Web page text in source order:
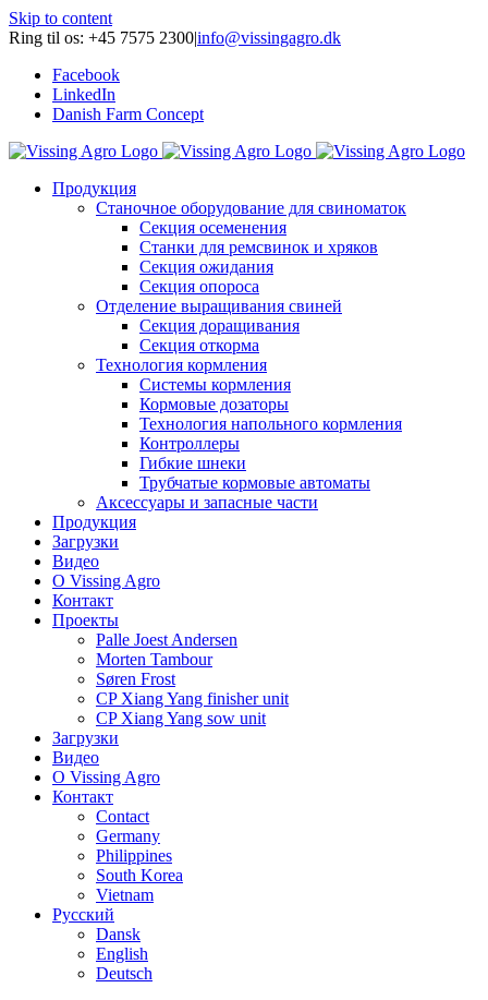
Skip to content
Ring til os: +45 7575 2300|info@vissingagro.dk
Facebook
LinkedIn
Danish Farm Concept
Продукция
Станочное оборудование для свиноматок
Секция осеменения
Станки для ремсвинок и хряков
Секция ожидания
Секция опороса
Отделение выращивания свиней
Секция доращивания
Секция откорма
Технология кормления
Системы кормления
Кормовые дозаторы
Технология напольного кормления
Контроллеры
Гибкие шнеки
Трубчатые кормовые автоматы
Аксессуары и запасные части
Продукция
Загрузки
Видео
О Vissing Agro
Контакт
Проекты
Palle Joest Andersen
Morten Tambour
Søren Frost
CP Xiang Yang finisher unit
CP Xiang Yang sow unit
Загрузки
Видео
О Vissing Agro
Контакт
Contact
Germany
Philippines
South Korea
Vietnam
Русский
Dansk
English
Deutsch